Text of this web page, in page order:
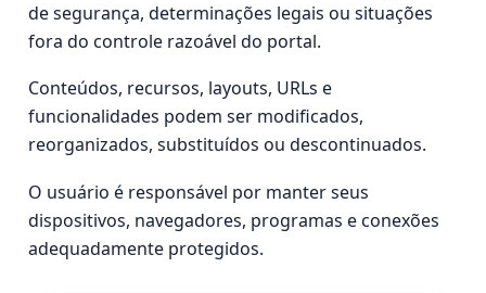
de segurança, determinações legais ou situações
fora do controle razoável do portal.
Conteúdos, recursos, layouts, URLs e
funcionalidades podem ser modificados,
reorganizados, substituídos ou descontinuados.
O usuário é responsável por manter seus
dispositivos, navegadores, programas e conexões
adequadamente protegidos.